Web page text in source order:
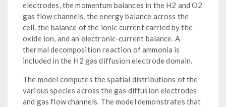
electrodes, the momentum balances in the H2 and O2
gas flow channels, the energy balance across the
cell, the balance of the ionic current carried by the
oxide ion, and an electronic-current balance. A
thermal decomposition reaction of ammonia is
included in the H2 gas diffusion electrode domain.
The model computes the spatial distributions of the
various species across the gas diffusion electrodes
and gas flow channels. The model demonstrates that